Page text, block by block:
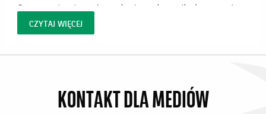
Communications Awards. Jury doceniło kampanię
za autentyczne opowiedzenie historii europejskich
materiałów, które pokazują realną współpracę z
CZYTAJ WIĘCEJ
KONTAKT DLA MEDIÓW